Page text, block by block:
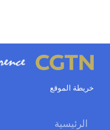
خريطة الموقع
الرئيسية